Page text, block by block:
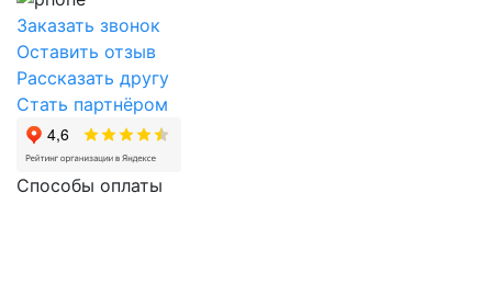
Заказать звонок
Оставить отзыв
Рассказать другу
Стать партнёром
Способы оплаты